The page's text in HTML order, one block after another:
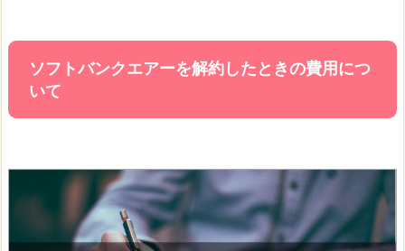
ソフトバンクエアーを解約したときの費用につ
いて